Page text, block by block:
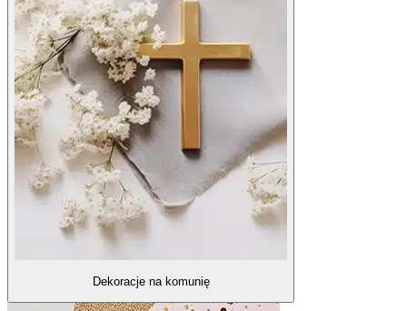
Dekoracje na komunię